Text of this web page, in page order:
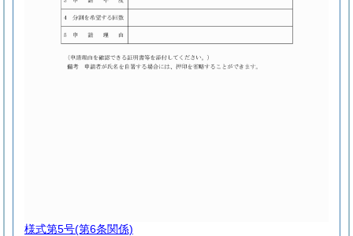
様式第5号(第6条関係)